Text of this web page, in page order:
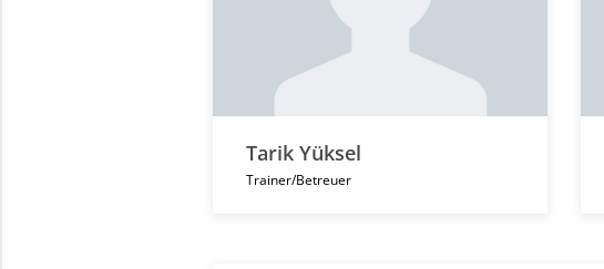
Tarik Yüksel
Trainer/Betreuer